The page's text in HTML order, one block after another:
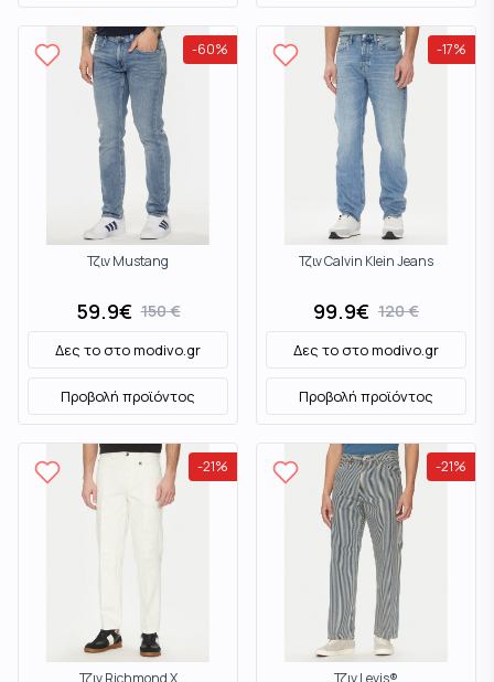
-60%
Τζιν Mustang
59.9€ 150€
Δες το στοmodivo.gr
Προβολή προϊόντος
-17%
Τζιν Calvin Klein Jeans
99.9€ 120€
Δες το στοmodivo.gr
Προβολή προϊόντος
-21%
Τζιν Richmond X
-21%
Τζιν Levis®